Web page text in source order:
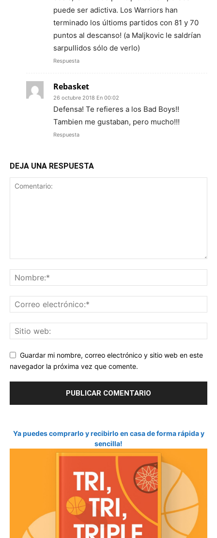
puede ser adictiva. Los Warriors han
terminado los últioms partidos con 81 y 70
puntos al descanso! (a Maljkovic le saldrían
sarpullidos sólo de verlo)
Respuesta
Rebasket
26 octubre 2018 En 00:02
Defensa! Te refieres a los Bad Boys!!
Tambien me gustaban, pero mucho!!!
Respuesta
DEJA UNA RESPUESTA
Guardar mi nombre, correo electrónico y sitio web en este
navegador la próxima vez que comente.
Ya puedes comprarlo y recibirlo en casa de forma rápida y
sencilla!